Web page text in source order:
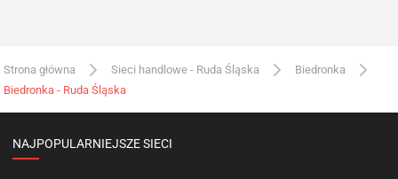
Strona główna Sieci handlowe - Ruda Śląska
Biedronka
Biedronka - Ruda Śląska
NAJPOPULARNIEJSZE SIECI